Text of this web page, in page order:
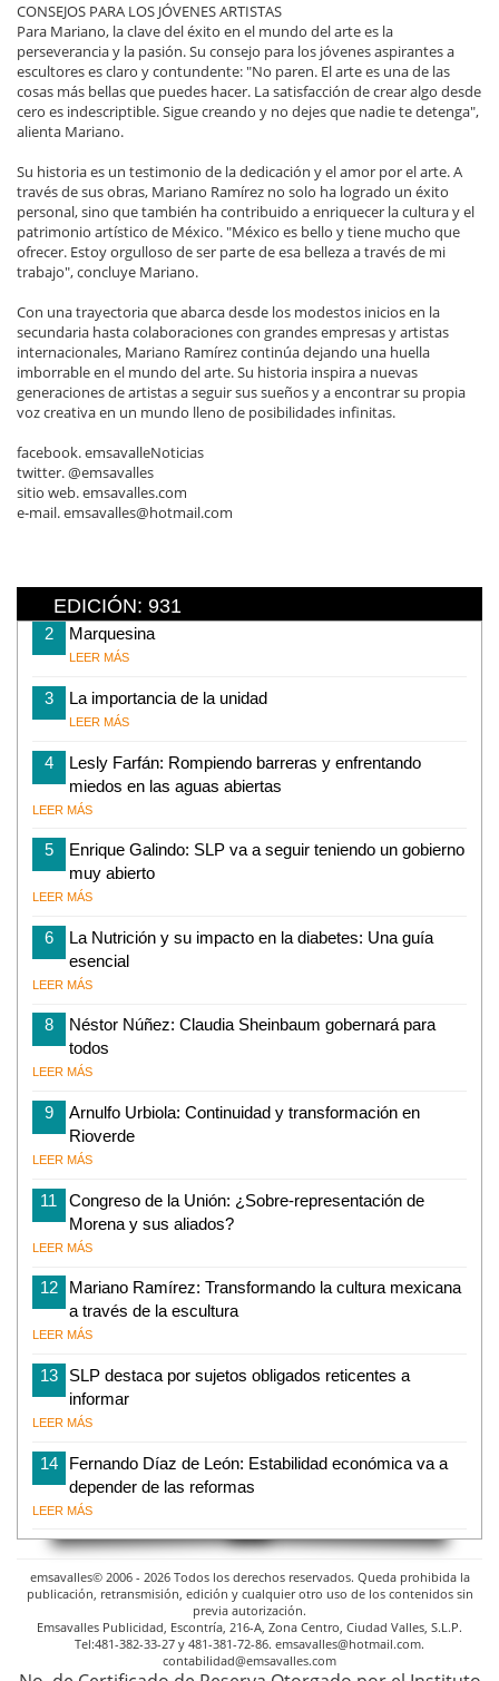
CONSEJOS PARA LOS JÓVENES ARTISTAS
Para Mariano, la clave del éxito en el mundo del arte es la
perseverancia y la pasión. Su consejo para los jóvenes aspirantes a
escultores es claro y contundente: "No paren. El arte es una de las
cosas más bellas que puedes hacer. La satisfacción de crear algo desde
cero es indescriptible. Sigue creando y no dejes que nadie te detenga",
alienta Mariano.
Su historia es un testimonio de la dedicación y el amor por el arte. A
través de sus obras, Mariano Ramírez no solo ha logrado un éxito
personal, sino que también ha contribuido a enriquecer la cultura y el
patrimonio artístico de México. "México es bello y tiene mucho que
ofrecer. Estoy orgulloso de ser parte de esa belleza a través de mi
trabajo", concluye Mariano.
Con una trayectoria que abarca desde los modestos inicios en la
secundaria hasta colaboraciones con grandes empresas y artistas
internacionales, Mariano Ramírez continúa dejando una huella
imborrable en el mundo del arte. Su historia inspira a nuevas
generaciones de artistas a seguir sus sueños y a encontrar su propia
voz creativa en un mundo lleno de posibilidades infinitas.
facebook. emsavalleNoticias
twitter. @emsavalles
sitio web. emsavalles.com
e-mail. emsavalles@hotmail.com
EDICIÓN: 931
2 Marquesina
LEER MÁS
3 La importancia de la unidad
LEER MÁS
4
Lesly Farfán: Rompiendo barreras y enfrentando
miedos en las aguas abiertas
LEER MÁS
5
Enrique Galindo: SLP va a seguir teniendo un gobierno
muy abierto
LEER MÁS
6
La Nutrición y su impacto en la diabetes: Una guía
esencial
LEER MÁS
8
Néstor Núñez: Claudia Sheinbaum gobernará para
todos
LEER MÁS
9
Arnulfo Urbiola: Continuidad y transformación en
Rioverde
LEER MÁS
11
Congreso de la Unión: ¿Sobre-representación de
Morena y sus aliados?
LEER MÁS
12
Mariano Ramírez: Transformando la cultura mexicana
a través de la escultura
LEER MÁS
13
SLP destaca por sujetos obligados reticentes a
informar
LEER MÁS
14
Fernando Díaz de León: Estabilidad económica va a
depender de las reformas
LEER MÁS
emsavalles© 2006 - 2026 Todos los derechos reservados. Queda prohibida la
publicación, retransmisión, edición y cualquier otro uso de los contenidos sin
previa autorización.
Emsavalles Publicidad, Escontría, 216-A, Zona Centro, Ciudad Valles, S.L.P.
Tel:481-382-33-27 y 481-381-72-86. emsavalles@hotmail.com.
contabilidad@emsavalles.com